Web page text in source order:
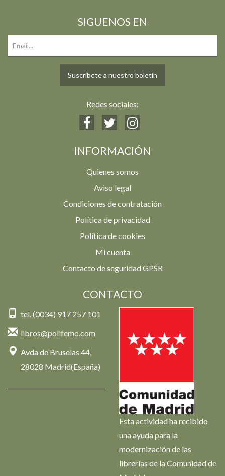
SIGUENOS EN
Suscríbete a nuestro boletín
Redes sociales:
INFORMACIÓN
Quienes somos
Aviso legal
Condiciones de contratación
Política de privacidad
Política de cookies
Mi cuenta
Contacto de seguridad GPSR
CONTACTO
tel. (0034) 917 257 101
libros@polifemo.com
Avda de Bruselas 44,
28028 Madrid(España)
Esta actividad ha recibido
una ayuda para la
modernización de las
librerías de la Comunidad de